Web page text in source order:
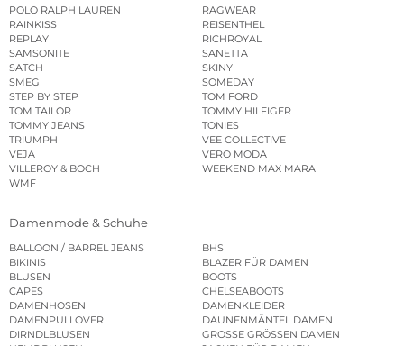
POLO RALPH LAUREN
RAGWEAR
RAINKISS
REISENTHEL
REPLAY
RICHROYAL
SAMSONITE
SANETTA
SATCH
SKINY
SMEG
SOMEDAY
STEP BY STEP
TOM FORD
TOM TAILOR
TOMMY HILFIGER
TOMMY JEANS
TONIES
TRIUMPH
VEE COLLECTIVE
VEJA
VERO MODA
VILLEROY & BOCH
WEEKEND MAX MARA
WMF
Damenmode & Schuhe
BALLOON / BARREL JEANS
BHS
BIKINIS
BLAZER FÜR DAMEN
BLUSEN
BOOTS
CAPES
CHELSEABOOTS
DAMENHOSEN
DAMENKLEIDER
DAMENPULLOVER
DAUNENMÄNTEL DAMEN
DIRNDLBLUSEN
GROSSE GRÖSSEN DAMEN